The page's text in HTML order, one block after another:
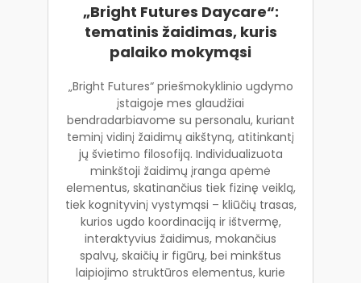
„Bright Futures Daycare“:
tematinis žaidimas, kuris
palaiko mokymąsi
„Bright Futures“ priešmokyklinio ugdymo
įstaigoje mes glaudžiai
bendradarbiavome su personalu, kuriant
teminį vidinį žaidimų aikštyną, atitinkantį
jų švietimo filosofiją. Individualizuota
minkštoji žaidimų įranga apėmė
elementus, skatinančius tiek fizinę veiklą,
tiek kognityvinį vystymąsi – kliūčių trasas,
kurios ugdo koordinaciją ir ištvermę,
interaktyvius žaidimus, mokančius
spalvų, skaičių ir figūrų, bei minkštus
laipiojimo struktūros elementus, kurie